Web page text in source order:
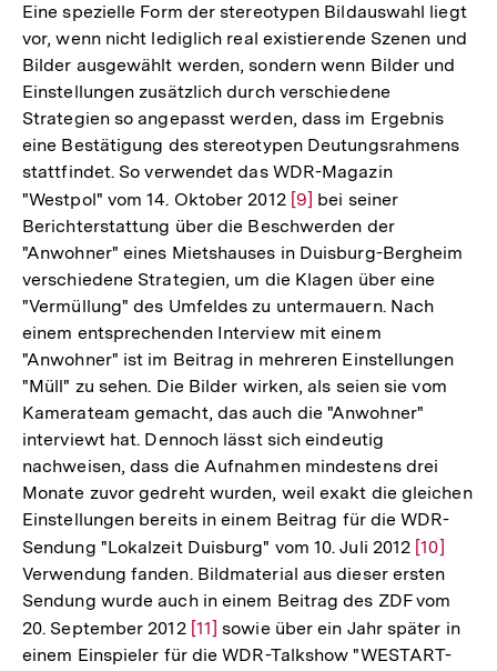
Eine spezielle Form der stereotypen Bildauswahl liegt
vor, wenn nicht lediglich real existierende Szenen und
Bilder ausgewählt werden, sondern wenn Bilder und
Einstellungen zusätzlich durch verschiedene
Strategien so angepasst werden, dass im Ergebnis
eine Bestätigung des stereotypen Deutungsrahmens
stattfindet. So verwendet das WDR-Magazin
"Westpol" vom 14. Oktober 2012 Zur
Auflösung
der
Fußnote
[9] bei seiner
Berichterstattung über die Beschwerden der
"Anwohner" eines Mietshauses in Duisburg-Bergheim
verschiedene Strategien, um die Klagen über eine
"Vermüllung" des Umfeldes zu untermauern. Nach
einem entsprechenden Interview mit einem
"Anwohner" ist im Beitrag in mehreren Einstellungen
"Müll" zu sehen. Die Bilder wirken, als seien sie vom
Kamerateam gemacht, das auch die "Anwohner"
interviewt hat. Dennoch lässt sich eindeutig
nachweisen, dass die Aufnahmen mindestens drei
Monate zuvor gedreht wurden, weil exakt die gleichen
Einstellungen bereits in einem Beitrag für die WDR-
Sendung "Lokalzeit Duisburg" vom 10. Juli 2012 Zur
der
Fußnote
[10]
Verwendung fanden. Bildmaterial aus dieser ersten
Sendung wurde auch in einem Beitrag des ZDF vom
20. September 2012 Zur
Auflösung
[11] sowie über ein Jahr später in
einem Einspieler für die WDR-Talkshow "WESTART-